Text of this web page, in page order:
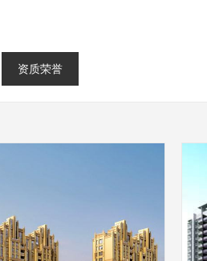
资质荣誉